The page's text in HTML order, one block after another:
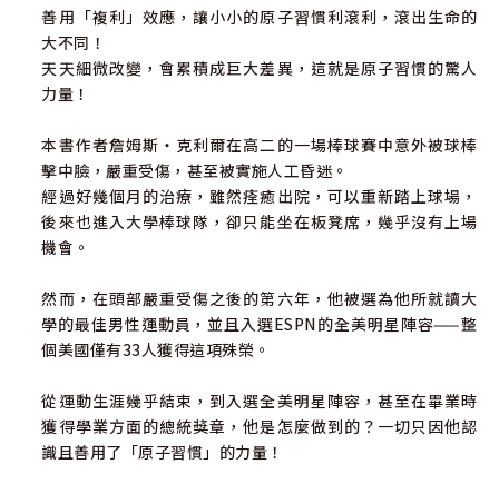
善用「複利」效應，讓小小的原子習慣利滾利，滾出生命的
大不同！
天天細微改變，會累積成巨大差異，這就是原子習慣的驚人
力量！
本書作者詹姆斯‧克利爾在高二的一場棒球賽中意外被球棒
擊中臉，嚴重受傷，甚至被實施人工昏迷。
經過好幾個月的治療，雖然痊癒出院，可以重新踏上球場，
後來也進入大學棒球隊，卻只能坐在板凳席，幾乎沒有上場
機會。
然而，在頭部嚴重受傷之後的第六年，他被選為他所就讀大
學的最佳男性運動員，並且入選ESPN的全美明星陣容——整
個美國僅有33人獲得這項殊榮。
從運動生涯幾乎結束，到入選全美明星陣容，甚至在畢業時
獲得學業方面的總統獎章，他是怎麼做到的？一切只因他認
識且善用了「原子習慣」的力量！